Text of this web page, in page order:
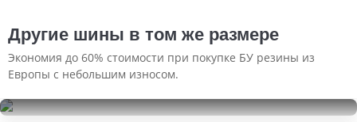
Другие шины в том же размере
Экономия до 60% стоимости при покупке БУ резины из
Европы с небольшим износом.